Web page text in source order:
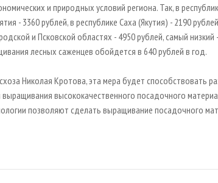
и природных условий региона. Так, в
- 3360 рублей, в республике Саха (Якутия) - 2190
и Псковской областях - 4950 рублей, самый
лесных саженцев обойдется в 640 рублей в год.
Николая Кротова, эта мера будет способствовать
высококачественного посадочного
позволяют сделать выращивание посадочного